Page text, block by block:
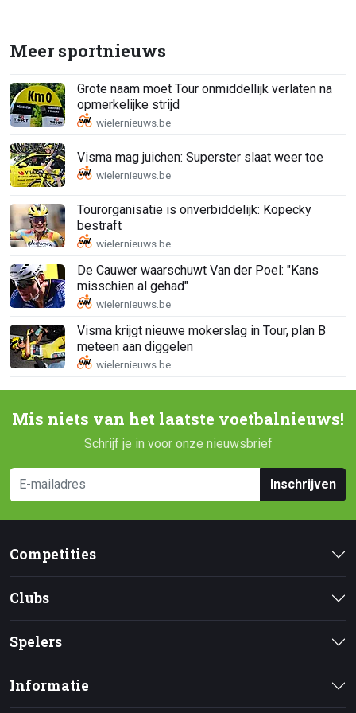
Meer sportnieuws
Grote naam moet Tour onmiddellijk verlaten na
opmerkelijke strijd
Visma mag juichen: Superster slaat weer toe
Tourorganisatie is onverbiddelijk: Kopecky
bestraft
De Cauwer waarschuwt Van der Poel: "Kans
misschien al gehad"
Visma krijgt nieuwe mokerslag in Tour, plan B
meteen aan diggelen
Mis niets van het laatste voetbalnieuws!
Schrijf je in voor onze nieuwsbrief
Inschrijven
Competities
Clubs
Spelers
Informatie